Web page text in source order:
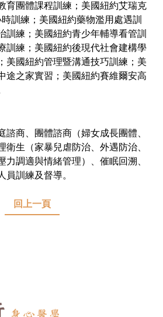
育團體課程訓練；美國紐約艾瑞克
訓練；美國紐約藥物濫用處遇訓
訓練；美國紐約青少年輔導看管訓
訓練；美國紐約後現代社會建構學
美國紐約管理暨溝通技巧訓練；美
途之家實習；美國紐約賽維爾安高
諮商、團體諮商（婦女成長團體、
衛生（家暴兒虐防治、外遇防治、
力調適與情緒管理）、催眠回溯、
員訓練及督導。
回上一頁